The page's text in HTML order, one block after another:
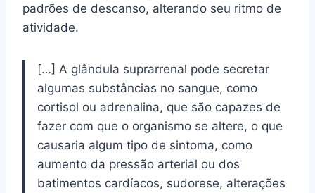
padrões de descanso, alterando seu ritmo de
atividade.
[…] A glândula suprarrenal pode secretar
algumas substâncias no sangue, como
cortisol ou adrenalina, que são capazes de
fazer com que o organismo se altere, o que
causaria algum tipo de sintoma, como
aumento da pressão arterial ou dos
batimentos cardíacos, sudorese, alterações